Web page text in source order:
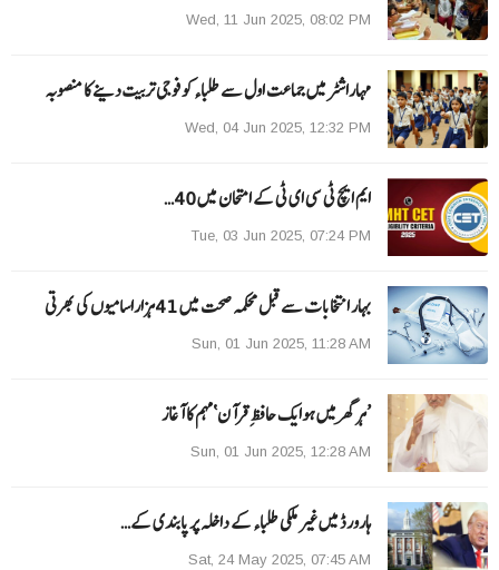
Wed, 11 Jun 2025, 08:02 PM
مہاراشٹرمیں جماعت اول سے طلباءکو فوجی تربیت دینے کا منصوبہ
Wed, 04 Jun 2025, 12:32 PM
ایم ایچ ٹی سی ای ٹی کے امتحان میں 40…
Tue, 03 Jun 2025, 07:24 PM
بہار انتخابات سے قبل محکمہ صحت میں 41ہزاراسامیوں کی بھرتی
Sun, 01 Jun 2025, 11:28 AM
’ہر گھر میں ہوایک حافظِ قرآن‘مہم کا آغاز
Sun, 01 Jun 2025, 12:28 AM
ہارورڈ میں غیر ملکی طلباء کے داخلہ پر پابندی کے…
Sat, 24 May 2025, 07:45 AM